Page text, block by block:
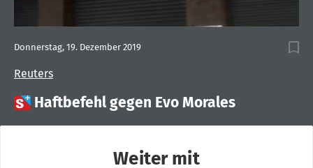
Reuters
Donnerstag, 19. Dezember 2019
 Haftbefehl gegen Evo Morales